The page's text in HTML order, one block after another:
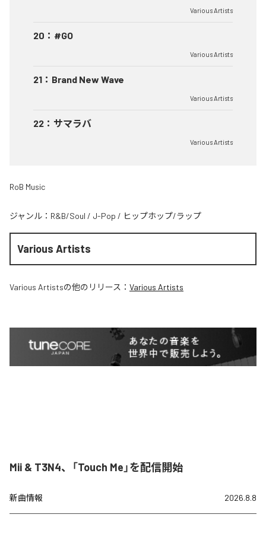
Various Artists
20 ： #GO
Various Artists
21 ： Brand New Wave
Various Artists
22 ： サマラバ
Various Artists
RoB Music
ジャンル： R&B/Soul / J-Pop / ヒップホップ/ラップ
Various Artists
Various Artistsの他のリリース： Various Artists
Mii & T3N4、「Touch Me」を配信開始
新曲情報 2026.8.8